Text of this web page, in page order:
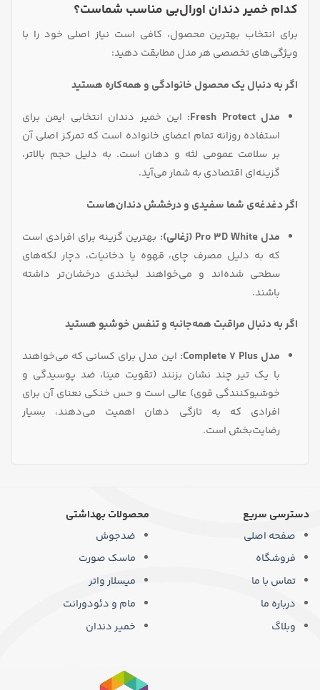
کدام خمیر دندان اورال‌بی مناسب شماست؟
برای انتخاب بهترین محصول، کافی است نیاز اصلی خود را با
ویژگی‌های تخصصی هر مدل مطابقت دهید:
اگر به دنبال یک محصول خانوادگی و همه‌کاره هستید
مدل Fresh Protect:
این خمیر دندان انتخابی ایمن برای
استفاده روزانه تمام اعضای خانواده است که تمرکز اصلی آن
بر سلامت عمومی لثه و دهان است. به دلیل حجم بالاتر،
گزینه‌ای اقتصادی به شمار می‌آید.
اگر دغدغه‌ی شما سفیدی و درخشش دندان‌هاست
مدل Pro 3D White (زغالی):
بهترین گزینه برای افرادی است
که به دلیل مصرف چای، قهوه یا دخانیات، دچار لکه‌های
سطحی شده‌اند و می‌خواهند لبخندی درخشان‌تر داشته
باشند.
اگر به دنبال مراقبت همه‌جانبه و تنفس خوشبو هستید
مدل Complete 7 Plus:
این مدل برای کسانی که می‌خواهند
با یک تیر چند نشان بزنند (تقویت مینا، ضد پوسیدگی و
خوشبوکنندگی قوی) عالی است و حس خنکی نعنای آن برای
افرادی که به تازگی دهان اهمیت می‌دهند، بسیار
رضایت‌بخش است.
دسترسی سریع
صفحه اصلی
فروشگاه
تماس با ما
درباره ما
وبلاگ
محصولات بهداشتی
ضدجوش
ماسک صورت
میسلار واتر
مام و دئودورانت
خمیر دندان